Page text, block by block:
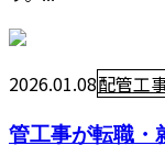
2026.01.08配管工
管工事が転職・